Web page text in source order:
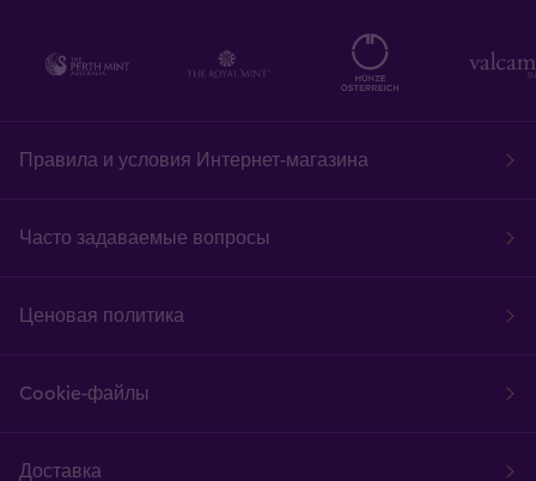
Правила и условия Интернет-магазина
Часто задаваемые вопросы
Ценовая политика
Cookie-файлы
Доставка